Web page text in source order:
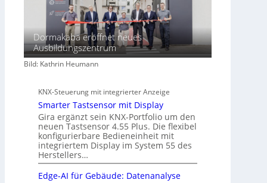
Dormakaba eröffnet neues
Ausbildungszentrum
Bild: Kathrin Heumann
KNX-Steuerung mit integrierter Anzeige
Smarter Tastsensor mit Display
Gira ergänzt sein KNX-Portfolio um den
neuen Tastsensor 4.55 Plus. Die flexibel
konfigurierbare Bedieneinheit mit
integriertem Display im System 55 des
Herstellers…
Edge-AI für Gebäude: Datenanalyse